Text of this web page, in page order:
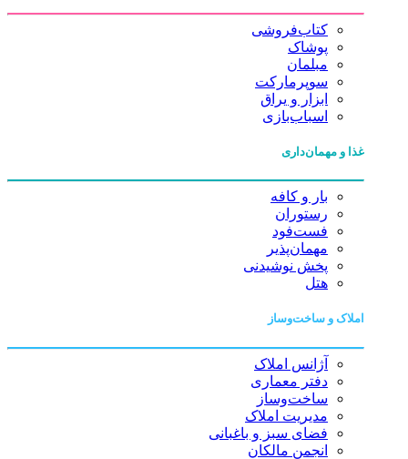
کتاب‌فروشی
پوشاک
مبلمان
سوپرمارکت
ابزار و یراق
اسباب‌بازی
غذا و مهمان‌داری
بار و کافه
رستوران
فست‌فود
مهمان‌پذیر
پخش نوشیدنی
هتل
املاک و ساخت‌وساز
آژانس املاک
دفتر معماری
ساخت‌وساز
مدیریت املاک
فضای سبز و باغبانی
انجمن مالکان